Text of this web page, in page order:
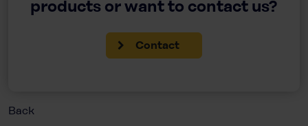
products or want to contact us?
Contact
Back